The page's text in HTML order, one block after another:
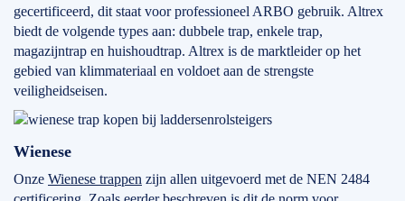
gecertificeerd, dit staat voor professioneel ARBO gebruik. Altrex
biedt de volgende types aan: dubbele trap, enkele trap,
magazijntrap en huishoudtrap. Altrex is de marktleider op het
gebied van klimmateriaal en voldoet aan de strengste
veiligheidseisen.
Wienese
Onze Wienese trappen zijn allen uitgevoerd met de NEN 2484